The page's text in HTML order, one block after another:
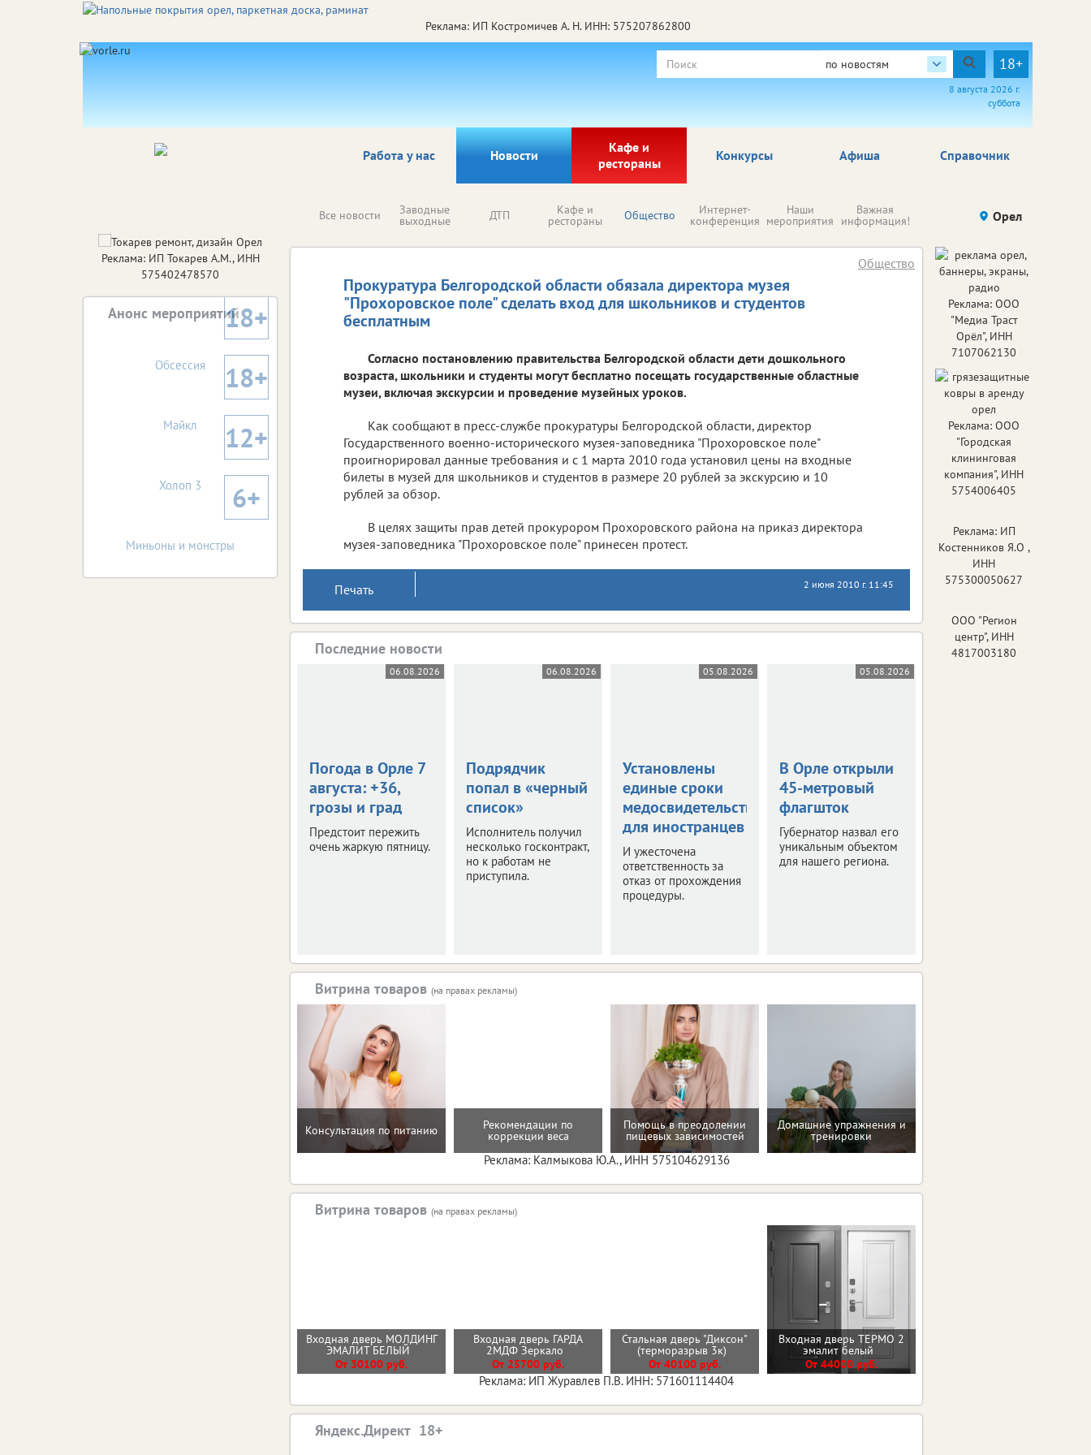
Реклама: ИП Костромичев А. Н. ИНН: 575207862800
по новостям 18+
8 августа 2026 г.
суббота
Работа у нас Новости
Кафе и
рестораны
Афиша Справочник
Конкурсы
Все новости Заводные
выходные ДТП Кафе и
рестораны Общество Интернет-
конференция
Наши
мероприятия
Важная
информация! Происшествия Здоровье
Орел
Прокуратура Белгородской области обязала директора музея
"Прохоровское поле" сделать вход для школьников и студентов
бесплатным
Общество
Согласно постановлению правительства Белгородской области дети дошкольного
возраста, школьники и студенты могут бесплатно посещать государственные областные
музеи, включая экскурсии и проведение музейных уроков.
Как сообщают в пресс-службе прокуратуры Белгородской области, директор
Государственного военно-исторического музея-заповедника "Прохоровское поле"
проигнорировал данные требования и с 1 марта 2010 года установил цены на входные
билеты в музей для школьников и студентов в размере 20 рублей за экскурсию и 10
рублей за обзор.
В целях защиты прав детей прокурором Прохоровского района на приказ директора
музея-заповедника "Прохоровское поле" принесен протест.
Печать 2 июня 2010 г. 11:45
Последние новости
06.08.2026
Погода в Орле 7
августа: +36,
грозы и град
Предстоит пережить
очень жаркую пятницу.
06.08.2026
Подрядчик
попал в «черный
список»
Исполнитель получил
несколько госконтракт,
но к работам не
приступила.
05.08.2026
Установлены
единые сроки
медосвидетельствования
для иностранцев
И ужесточена
ответственность за
отказ от прохождения
процедуры.
05.08.2026
В Орле открыли
45-метровый
флагшток
Губернатор назвал его
уникальным объектом
для нашего региона.
Витрина товаров (на правах рекламы)
Консультация по питанию Рекомендации по
коррекции веса
Помощь в преодолении
пищевых зависимостей
Домашние упражнения и
тренировки
Реклама: Калмыкова Ю.А., ИНН 575104629136
Витрина товаров (на правах рекламы)
Входная дверь МОЛДИНГ
ЭМАЛИТ БЕЛЫЙ
От 30100 руб.
Входная дверь ГАРДА
2МДФ Зеркало
От 25700 руб.
Стальная дверь "Диксон"
(терморазрыв 3к)
От 40100 руб.
Входная дверь ТЕРМО 2
эмалит белый
От 44000 руб.
Реклама: ИП Журавлев П.В. ИНН: 571601114404
Яндекс.Директ
Реклама: ИП Токарев А.М., ИНН
575402478570
Анонс мероприятий18+
Обсессия 18+
Майкл 12+
Холоп 3 6+
Миньоны и монстры
Реклама: ООО
"Медиа Траст
Орёл", ИНН
7107062130
Реклама: ООО
"Городская
клининговая
компания", ИНН
5754006405
Реклама: ИП
Костенников Я.О ,
ИНН
575300050627
ООО "Регион
центр", ИНН
4817003180